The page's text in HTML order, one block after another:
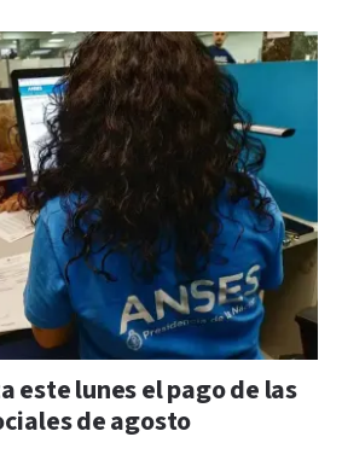
este lunes el pago de las
de agosto